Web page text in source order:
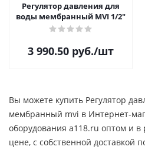
Регулятор давления для
воды мембранный MVI 1/2"
3 990.50 руб./шт
Вы можете купить Регулятор
мембранный mvi в Интернет-
оборудования a118.ru оптом и в
цене, c собственной доставкой